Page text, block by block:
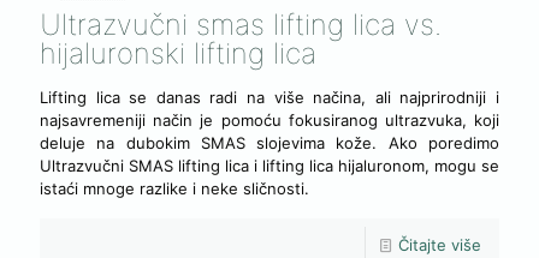
Ultrazvučni smas lifting lica vs.
hijaluronski lifting lica
Lifting lica se danas radi na više načina, ali najprirodniji i
najsavremeniji način je pomoću fokusiranog ultrazvuka, koji
deluje na dubokim SMAS slojevima kože. Ako poredimo
Ultrazvučni SMAS lifting lica i lifting lica hijaluronom, mogu se
istaći mnoge razlike i neke sličnosti.
Čitajte više